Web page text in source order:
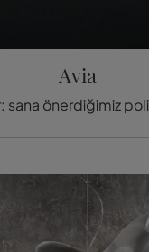
Avia